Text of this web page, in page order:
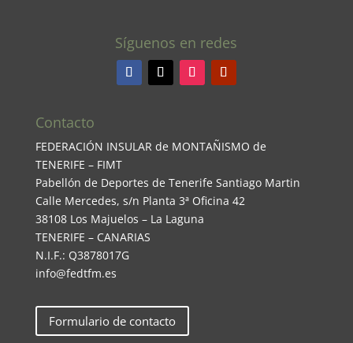
Síguenos en redes
Contacto
FEDERACIÓN INSULAR de MONTAÑISMO de
TENERIFE – FIMT
Pabellón de Deportes de Tenerife Santiago Martin
Calle Mercedes, s/n Planta 3ª Oficina 42
38108 Los Majuelos – La Laguna
TENERIFE – CANARIAS
N.I.F.: Q3878017G
info@fedtfm.es
Formulario de contacto